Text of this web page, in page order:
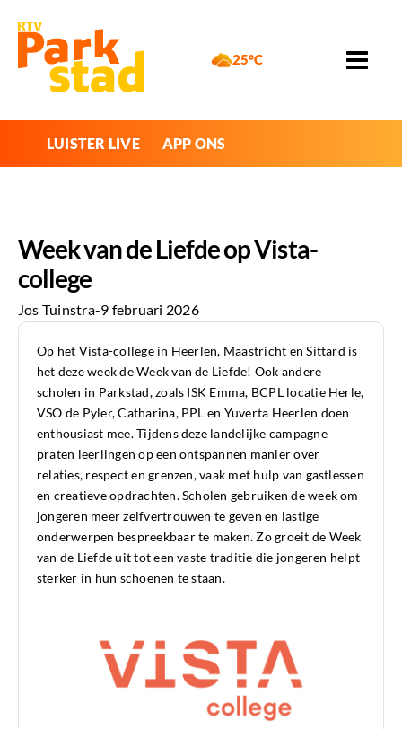
25°C
LUISTER LIVE APP ONS
Week van de Liefde op Vista-
college
Jos Tuinstra-9 februari 2026
Op het Vista-college in Heerlen, Maastricht en Sittard is
het deze week de Week van de Liefde! Ook andere
scholen in Parkstad, zoals ISK Emma, BCPL locatie Herle,
VSO de Pyler, Catharina, PPL en Yuverta Heerlen doen
enthousiast mee. Tijdens deze landelijke campagne
praten leerlingen op een ontspannen manier over
relaties, respect en grenzen, vaak met hulp van gastlessen
en creatieve opdrachten. Scholen gebruiken de week om
jongeren meer zelfvertrouwen te geven en lastige
onderwerpen bespreekbaar te maken. Zo groeit de Week
van de Liefde uit tot een vaste traditie die jongeren helpt
sterker in hun schoenen te staan.